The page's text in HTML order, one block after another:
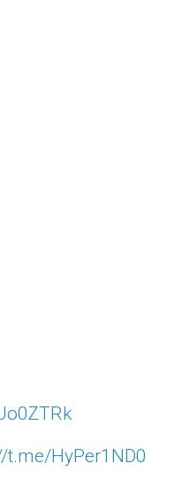
t.me/HyPer1ND0